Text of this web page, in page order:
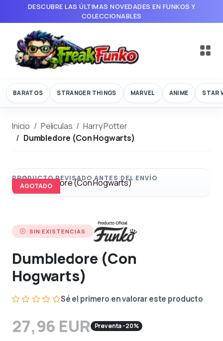
DESCUBRE LAS ÚLTIMAS NOVEDADES EN FUNKOS Y
COLECCIONABLES
BARATOS STRANGER THINGS MARVEL ANIME STAR
Inicio Peliculas
Harry Potter
Dumbledore (Con Hogwarts)
AGOTADO
SIN EXISTENCIAS
Dumbledore (Con
Hogwarts)
Sé el primero en valorar este producto
27,96 EUR Preventa -20%